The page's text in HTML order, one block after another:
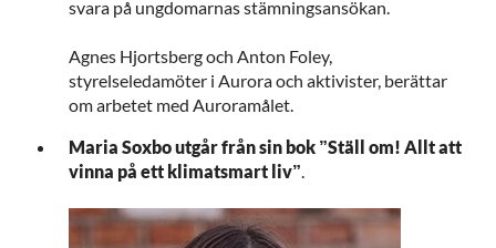
svara på ungdomarnas stämningsansökan.
Agnes Hjortsberg och Anton Foley,
styrelseledamöter i Aurora och aktivister, berättar
om arbetet med Auroramålet.
Maria Soxbo utgår från sin bok ”Ställ om! Allt att
vinna på ett klimatsmart liv”